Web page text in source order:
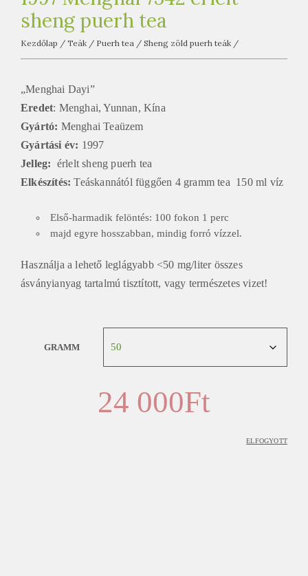
t
e
a
á
z
sheng puerh tea
Kezdőlap / Teák / Puerh tea / Sheng zöld puerh teák /
„Menghai Dayi”
Eredet: Menghai, Yunnan, Kína
Gyártó: Menghai Teaüzem
Gyártási év: 1997
Jelleg: érlelt sheng puerh tea
Elkészítés:Teáskannától függően 4 gramm tea 150 ml víz
Első-harmadik felöntés: 100 fokon 1 perc
majd egyre hosszabban, mindig forró vízzel.
Használja a lehető leglágyabb <50 mg/liter összes
ásványianyag tartalmú tisztított, vagy természetes vizet!
GRAMM
24 000Ft
ELFOGYOTT